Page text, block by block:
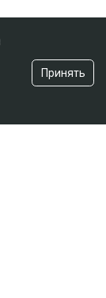
Принять